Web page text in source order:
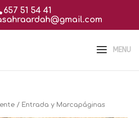
657 51 54 41
/ Entrada y Marcapáginas